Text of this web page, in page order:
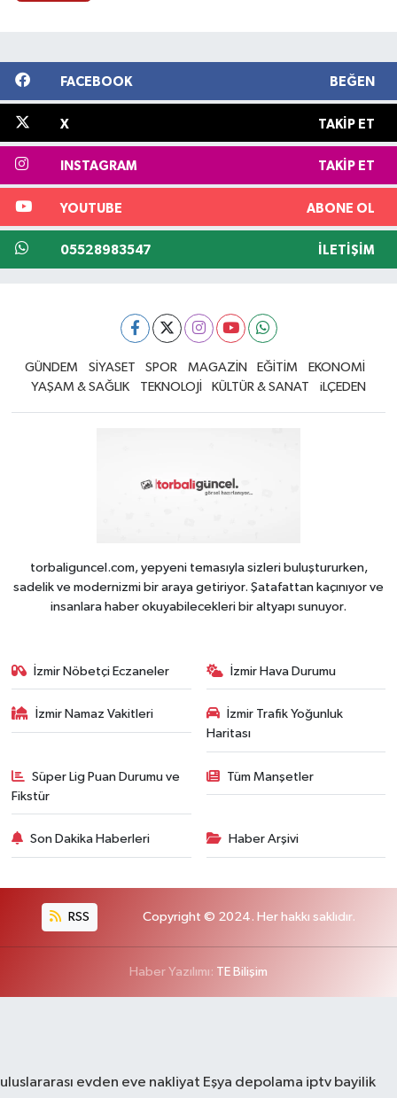
FACEBOOK BEĞEN
X TAKIP ET
INSTAGRAM TAKIP ET
YOUTUBE ABONE OL
05528983547 İLETIŞIM
GÜNDEM SİYASET SPOR MAGAZİN EĞİTİM
EKONOMİ
YAŞAM & SAĞLIK
TEKNOLOJİ KÜLTÜR & SANAT iLÇEDEN
torbaliguncel.com, yepyeni temasıyla sizleri buluştururken,
sadelik ve modernizmi bir araya getiriyor. Şatafattan kaçınıyor ve
insanlara haber okuyabilecekleri bir altyapı sunuyor.
İzmir Nöbetçi Eczaneler İzmir Hava Durumu
İzmir Namaz Vakitleri
İzmir Trafik Yoğunluk
Haritası
Süper Lig Puan Durumu ve
Fikstür
Tüm Manşetler
Son Dakika Haberleri Haber Arşivi
RSS Copyright © 2024. Her hakkı saklıdır.
Haber Yazılımı: TE Bilişim
uluslararası evden eve nakliyat Eşya depolama iptv bayilik